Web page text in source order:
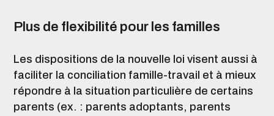
Plus de flexibilité pour les familles
Les dispositions de la nouvelle loi visent aussi à
faciliter la conciliation famille-travail et à mieux
répondre à la situation particulière de certains
parents (ex. : parents adoptants, parents